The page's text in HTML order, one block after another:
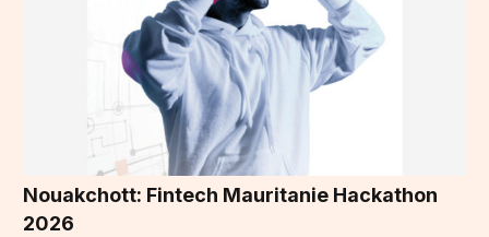
Nouakchott: Fintech Mauritanie Hackathon
2026